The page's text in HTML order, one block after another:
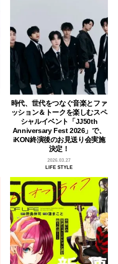
時代、世代をつなぐ音楽とファ
ッション＆トークを楽しむスペ
シャルイベント「JJ50th
Anniversary Fest 2026」で、
iKON終演後のお見送り会実施
決定！
2026.03.27
LIFE STYLE